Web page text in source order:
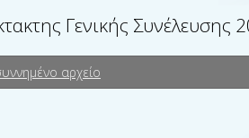
Γενικής Συνέλευσης
αρχείο